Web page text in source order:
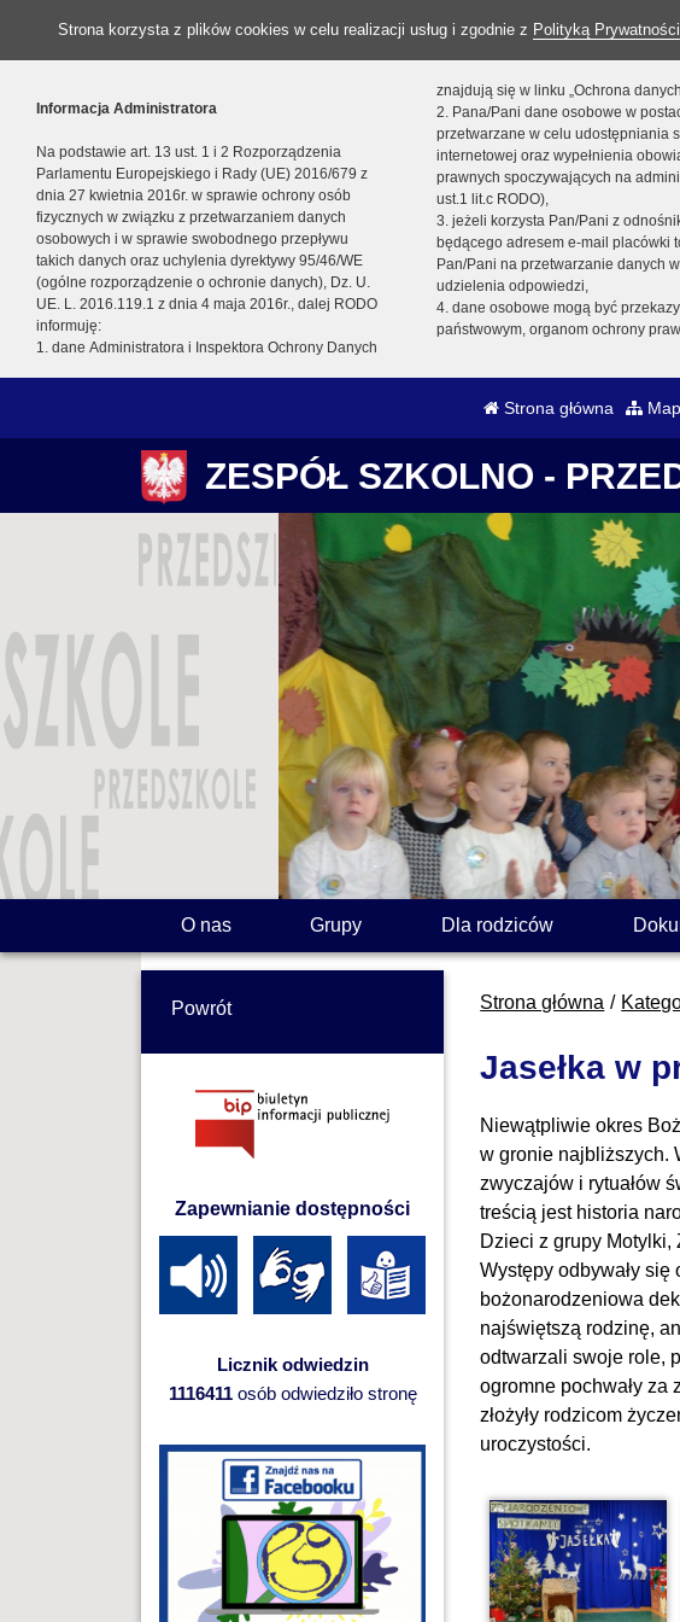
Strona korzysta z plików cookies w celu realizacji usług i zgodnie z Polityką Prywatności
Informacja Administratora
Na podstawie art. 13 ust. 1 i 2 Rozporządzenia
Parlamentu Europejskiego i Rady (UE) 2016/679 z
dnia 27 kwietnia 2016r. w sprawie ochrony osób
fizycznych w związku z przetwarzaniem danych
osobowych i w sprawie swobodnego przepływu
takich danych oraz uchylenia dyrektywy 95/46/WE
(ogólne rozporządzenie o ochronie danych), Dz. U.
UE. L. 2016.119.1 z dnia 4 maja 2016r., dalej RODO
informuję:
1. dane Administratora i Inspektora Ochrony Danych
znajdują się w linku „Ochrona
2. Pana/Pani dane osobowe w
przetwarzane w celu udostępniania
internetowej oraz wypełnienia
prawnych spoczywających na
ust.1 lit.c RODO),
3. jeżeli korzysta Pan/Pani z
będącego adresem e-mail placówki
Pan/Pani na przetwarzanie danych
udzielenia odpowiedzi,
4. dane osobowe mogą być
państwowym, organom ochrony
Strona główna
ZESPÓŁ SZKOLNO -
O nas Grupy Dla rodziców
Strona główna
Jasełka w
Niewątpliwie okres
w gronie najbliższych.
zwyczajów i rytuałów
treścią jest historia
Dzieci z grupy Motylki,
Występy odbywały
bożonarodzeniowa
najświętszą rodzinę,
odtwarzali swoje role,
ogromne pochwały za
złożyły rodzicom
uroczystości.
Powrót
Zapewnianie dostępności
Licznik odwiedzin
1116411osób odwiedziło stronę